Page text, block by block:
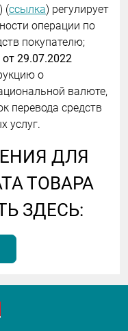
(ссылка) регулирует
операции по
покупателю;
29.07.2022
о
валюте,
перевода средств
услуг.
ДЛЯ
ТОВАРА
ЗДЕСЬ: